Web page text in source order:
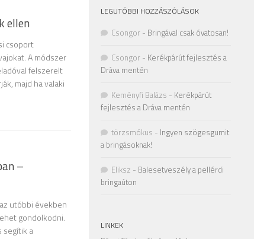
ellen
csoport
A módszer
felszerelt
majd ha valaki
–
utóbbi években
gondolkodni.
segítik a
LEGUTÓBBI HOZZÁSZÓLÁSOK
Csongor - Bringával csak óvatosan!
Csongor - Kerékpárút fejlesztés a
Dráva mentén
Keményfi Balázs - Kerékpárút
fejlesztés a Dráva mentén
törzsmókus - Ingyen szögesgumit
a bringásoknak!
Eliksz - Balesetveszély a pellérdi
bringaúton
LINKEK